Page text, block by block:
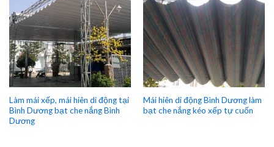
Làm mái xếp, mái hiên di động tại
Bình Dương bạt che nắng Bình
Dương
Mái hiên di động Bình Dương làm
bạt che nắng kéo xếp tự cuốn